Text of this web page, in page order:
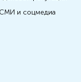
СМИ и соцмедиа